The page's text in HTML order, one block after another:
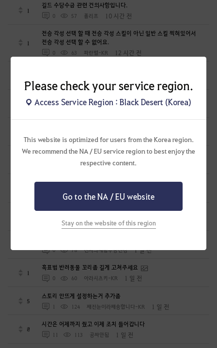
Please check your service region.
Access Service Region : Black Desert (Korea)
This website is optimized for users from the Korea region.
We recommend the NA / EU service region to best enjoy the
respective content.
Go to the NA / EU website
Stay on the website of this region
1
길드 수당수금 관련 건의사항입니다.
0 57 폴리프 10 시간 전
1
전승 각성 선택 할 때 전승 각성 스킬이 아닌 일반 스킬 찍혀있어서
전승 각성 선택 할 수 없어요.
0 63 파란별-KR 12 시간 전
낭만가이
0
새벽의 정수 1:1교환 반대로도 가능하게해주세요
기모지한밤
0 26 피치 15 시간 전
<나만의 메이드> 컨텐츠 보완점
SAGEMON 15 시간 전
보스템 사용처 제공이 필요합니다.
53 밤이면밤마다 20 시간 전
[급질문] 런처 에러? 이거 왜 뜨는거임?
54 Sekky-KR 23 시간 전
0 78 천지의재림무량진경 1 일 전
1
흑표범 반려동물 꼬리좀 길게 고쳐주세요
0 60 아라시츠키-KR 1 일 전
5
스토리 안뜨게 설정하는거 추가좀
1 124 째진눈이라째송합니다-KR 1 일 전
8
시간은 어제까지 줬고 이제 조치 들어갑니다
11 113 공짜안됨 1 일 전